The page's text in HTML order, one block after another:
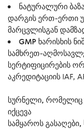
ნატურალური
დარგის ერთ-ერთი
მარცვლისგან
GMP ხარისხის
სამხრეთ-
სერტიფიცირების
აკრედიტაციის IAF,
სურნელი,
იქცევა
სამყაროს